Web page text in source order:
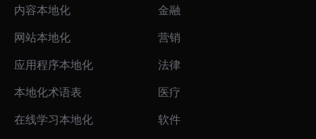
内容本地化
网站本地化
应用程序本地化
本地化术语表
在线学习本地化
金融
营销
法律
医疗
软件